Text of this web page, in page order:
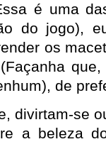
é uma
do jogo),
os
de
divirtam-se
a beleza